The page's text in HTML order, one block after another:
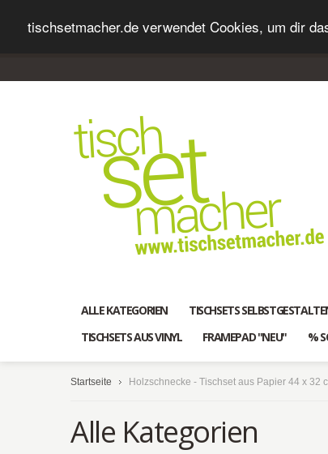
tischsetmacher.de verwendet Cookies, um dir
ALLE KATEGORIEN TISCHSETS
TISCHSETS AUS VINYL
FRAMEPAD "NEU" %
Startseite Holzschnecke - Tischset aus Papier 44 x 32
Alle Kategorien